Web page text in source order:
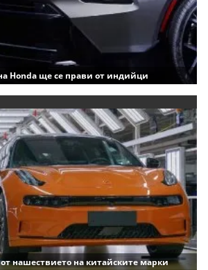
Honda ще се прави от индийци
нашествието на китайските марки